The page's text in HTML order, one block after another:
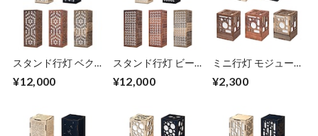
スタンド行灯 ベク
¥12,000
スタンド行灯 ビー
¥12,000
ミニ行灯 モジュー
イズ
¥2,300